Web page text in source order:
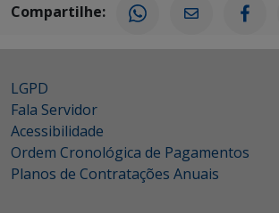
Compartilhe:
LGPD
Fala Servidor
Acessibilidade
Ordem Cronológica de Pagamentos
Planos de Contratações Anuais